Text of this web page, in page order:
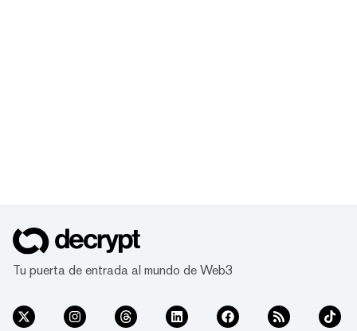
Tu puerta de entrada al mundo de Web3